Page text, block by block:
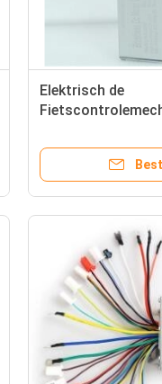
Elektrisch de
48V 350W